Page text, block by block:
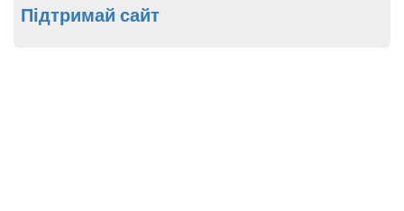
Підтримай сайт